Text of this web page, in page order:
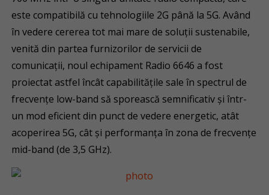
este compatibilă cu tehnologiile 2G până la 5G. Având
în vedere cererea tot mai mare de soluții sustenabile,
venită din partea furnizorilor de servicii de
comunicații, noul echipament Radio 6646 a fost
proiectat astfel încât capabilitățile sale în spectrul de
frecvențe low-band să sporească semnificativ și într-
un mod eficient din punct de vedere energetic, atât
acoperirea 5G, cât și performanța în zona de frecvențe
mid-band (de 3,5 GHz).